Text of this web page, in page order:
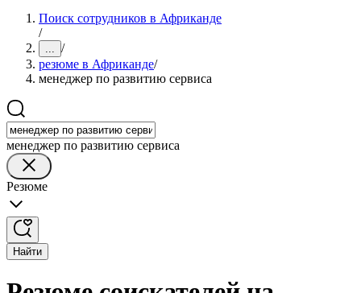
Поиск сотрудников в Африканде
/
... /
резюме в Африканде/
менеджер по развитию сервиса
менеджер по развитию сервиса
Резюме
Найти